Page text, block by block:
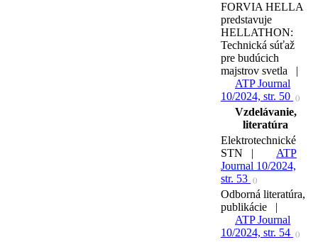
FORVIA HELLA
predstavuje
HELLATHON:
Technická súťaž
pre budúcich
majstrov svetla |
ATP Journal
10/2024, str. 50
()
Vzdelávanie,
literatúra
Elektrotechnické
STN |
ATP
Journal 10/2024,
str. 53
()
Odborná literatúra,
publikácie |
ATP Journal
10/2024, str. 54
()